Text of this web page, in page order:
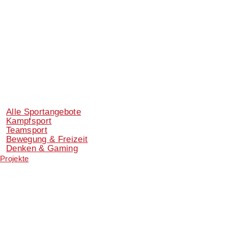
Alle Sportangebote
Kampfsport
Teamsport
Bewegung & Freizeit
Denken & Gaming
Projekte